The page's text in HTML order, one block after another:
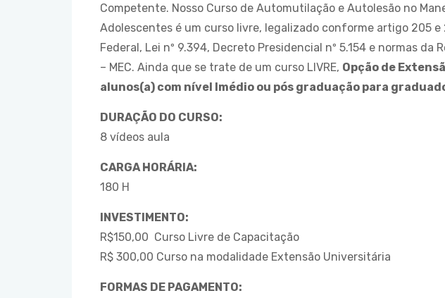
Competente. Nosso Curso de Automutilação e Autolesão no
Adolescentes é um curso livre, legalizado conforme artigo 205
Federal, Lei nº 9.394, Decreto Presidencial nº 5.154 e normas da
– MEC. Ainda que se trate de um curso LIVRE, Opção de
alunos(a) com nível lmédio ou pós graduação para
DURAÇÃO DO CURSO:
8 vídeos aula
CARGA HORÁRIA:
180 H
INVESTIMENTO:
R$150,00 Curso Livre de Capacitação
R$ 300,00 Curso na modalidade Extensão Universitária
FORMAS DE PAGAMENTO: